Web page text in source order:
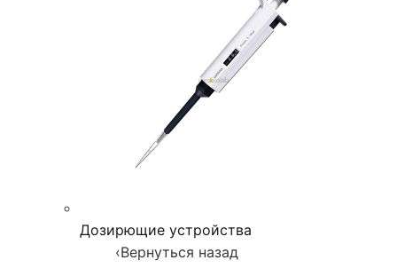
Дозирющие устройства
‹Вернуться назад